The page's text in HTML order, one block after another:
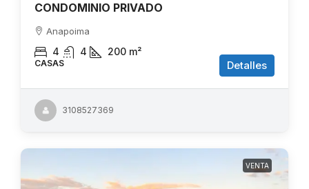
CONDOMINIO PRIVADO
Anapoima
4 4 200 m²
CASAS Detalles
3108527369
VENTA